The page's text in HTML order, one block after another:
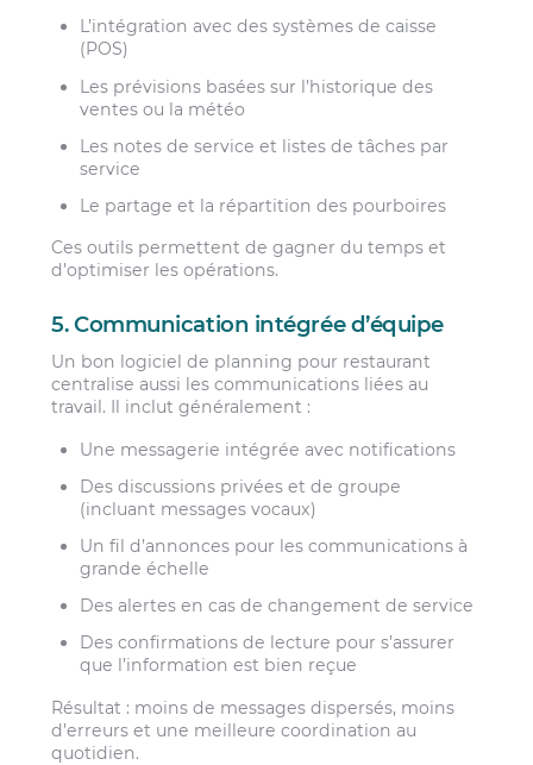
L’intégration avec des systèmes de caisse
(POS)
Les prévisions basées sur l’historique des
ventes ou la météo
Les notes de service et listes de tâches par
service
Le partage et la répartition des pourboires
Ces outils permettent de gagner du temps et
d’optimiser les opérations.
5. Communication intégrée d’équipe
Un bon logiciel de planning pour restaurant
centralise aussi les communications liées au
travail. Il inclut généralement :
Une messagerie intégrée avec notifications
Des discussions privées et de groupe
(incluant messages vocaux)
Un fil d’annonces pour les communications à
grande échelle
Des alertes en cas de changement de service
Des confirmations de lecture pour s’assurer
que l’information est bien reçue
Résultat : moins de messages dispersés, moins
d’erreurs et une meilleure coordination au
quotidien.